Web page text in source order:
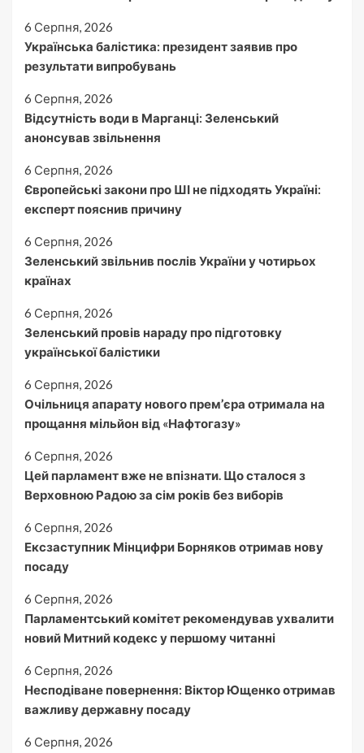
6 Серпня, 2026
Українська балістика: президент заявив про
результати випробувань
6 Серпня, 2026
Відсутність води в Марганці: Зеленський
анонсував звільнення
6 Серпня, 2026
Європейські закони про ШІ не підходять Україні:
експерт пояснив причину
6 Серпня, 2026
Зеленський звільнив послів України у чотирьох
країнах
6 Серпня, 2026
Зеленський провів нараду про підготовку
української балістики
6 Серпня, 2026
Очільниця апарату нового прем’єра отримала на
прощання мільйон від «Нафтогазу»
6 Серпня, 2026
Цей парламент вже не впізнати. Що сталося з
Верховною Радою за сім років без виборів
6 Серпня, 2026
Ексзаступник Мінцифри Борняков отримав нову
посаду
6 Серпня, 2026
Парламентський комітет рекомендував ухвалити
новий Митний кодекс у першому читанні
6 Серпня, 2026
Несподіване повернення: Віктор Ющенко отримав
важливу державну посаду
6 Серпня, 2026